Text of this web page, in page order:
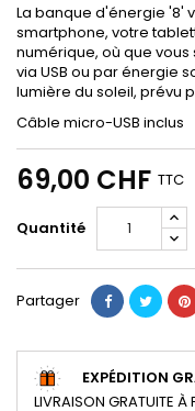
La banque d'énergie '8'
smartphone, votre
numérique, où que
via USB ou par énergie
lumière du soleil, prévu
Câble micro-USB inclus
69,00 CHF TTC
Quantité
Partager
EXPÉDITION
LIVRAISON GRATUITE À